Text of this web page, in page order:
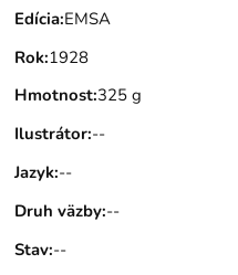
Edícia:EMSA
Rok:1928
Hmotnost:325 g
Ilustrátor:--
Jazyk:--
Druh väzby:--
Stav:--